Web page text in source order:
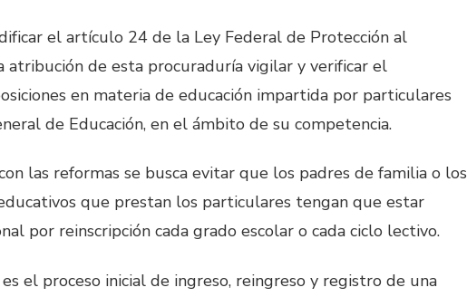
el artículo 24 de la Ley Federal de Protección al
atribución de esta procuraduría vigilar y verificar el
en materia de educación impartida por particulares
de Educación, en el ámbito de su competencia.
las reformas se busca evitar que los padres de familia o los
que prestan los particulares tengan que estar
por reinscripción cada grado escolar o cada ciclo lectivo.
el proceso inicial de ingreso, reingreso y registro de una